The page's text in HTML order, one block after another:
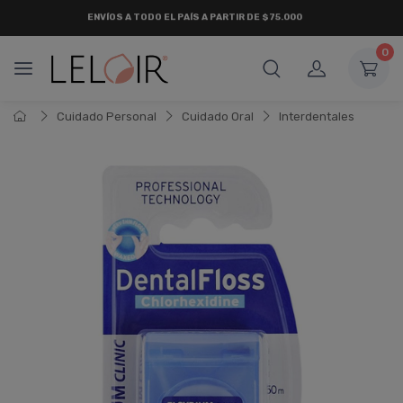
0
Cuidado Personal Cuidado Oral Interdentales